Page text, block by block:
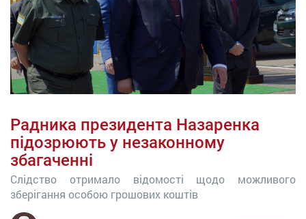
Радника президента Назаренка
підозрюють у незаконному
збагаченні
Слідство отримало відомості щодо можливого
зберігання особою грошових коштів